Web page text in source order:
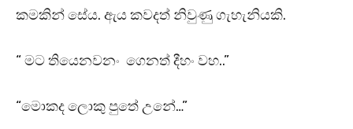
කමකින් සේය. ඇය කවදත් නිවුණු ගැහැනියකි.
“ මට තියෙනවනං ගෙනත් දීහං වහ..”
“මොකද ලොකු පුතේ උනේ…”